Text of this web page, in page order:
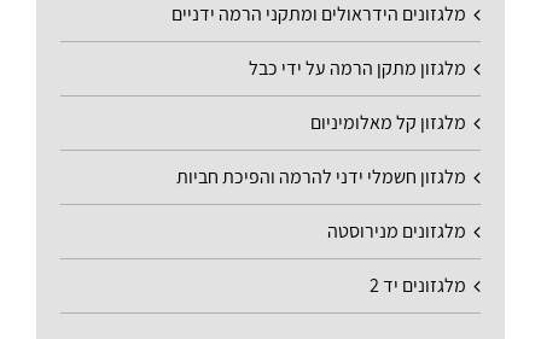
מלגזונים הידראולים ומתקני הרמה ידניים
מלגזון מתקן הרמה על ידי כבל
מלגזון קל מאלומיניום
מלגזון חשמלי ידני להרמה והפיכת חביות
מלגזונים מנירוסטה
מלגזונים יד 2